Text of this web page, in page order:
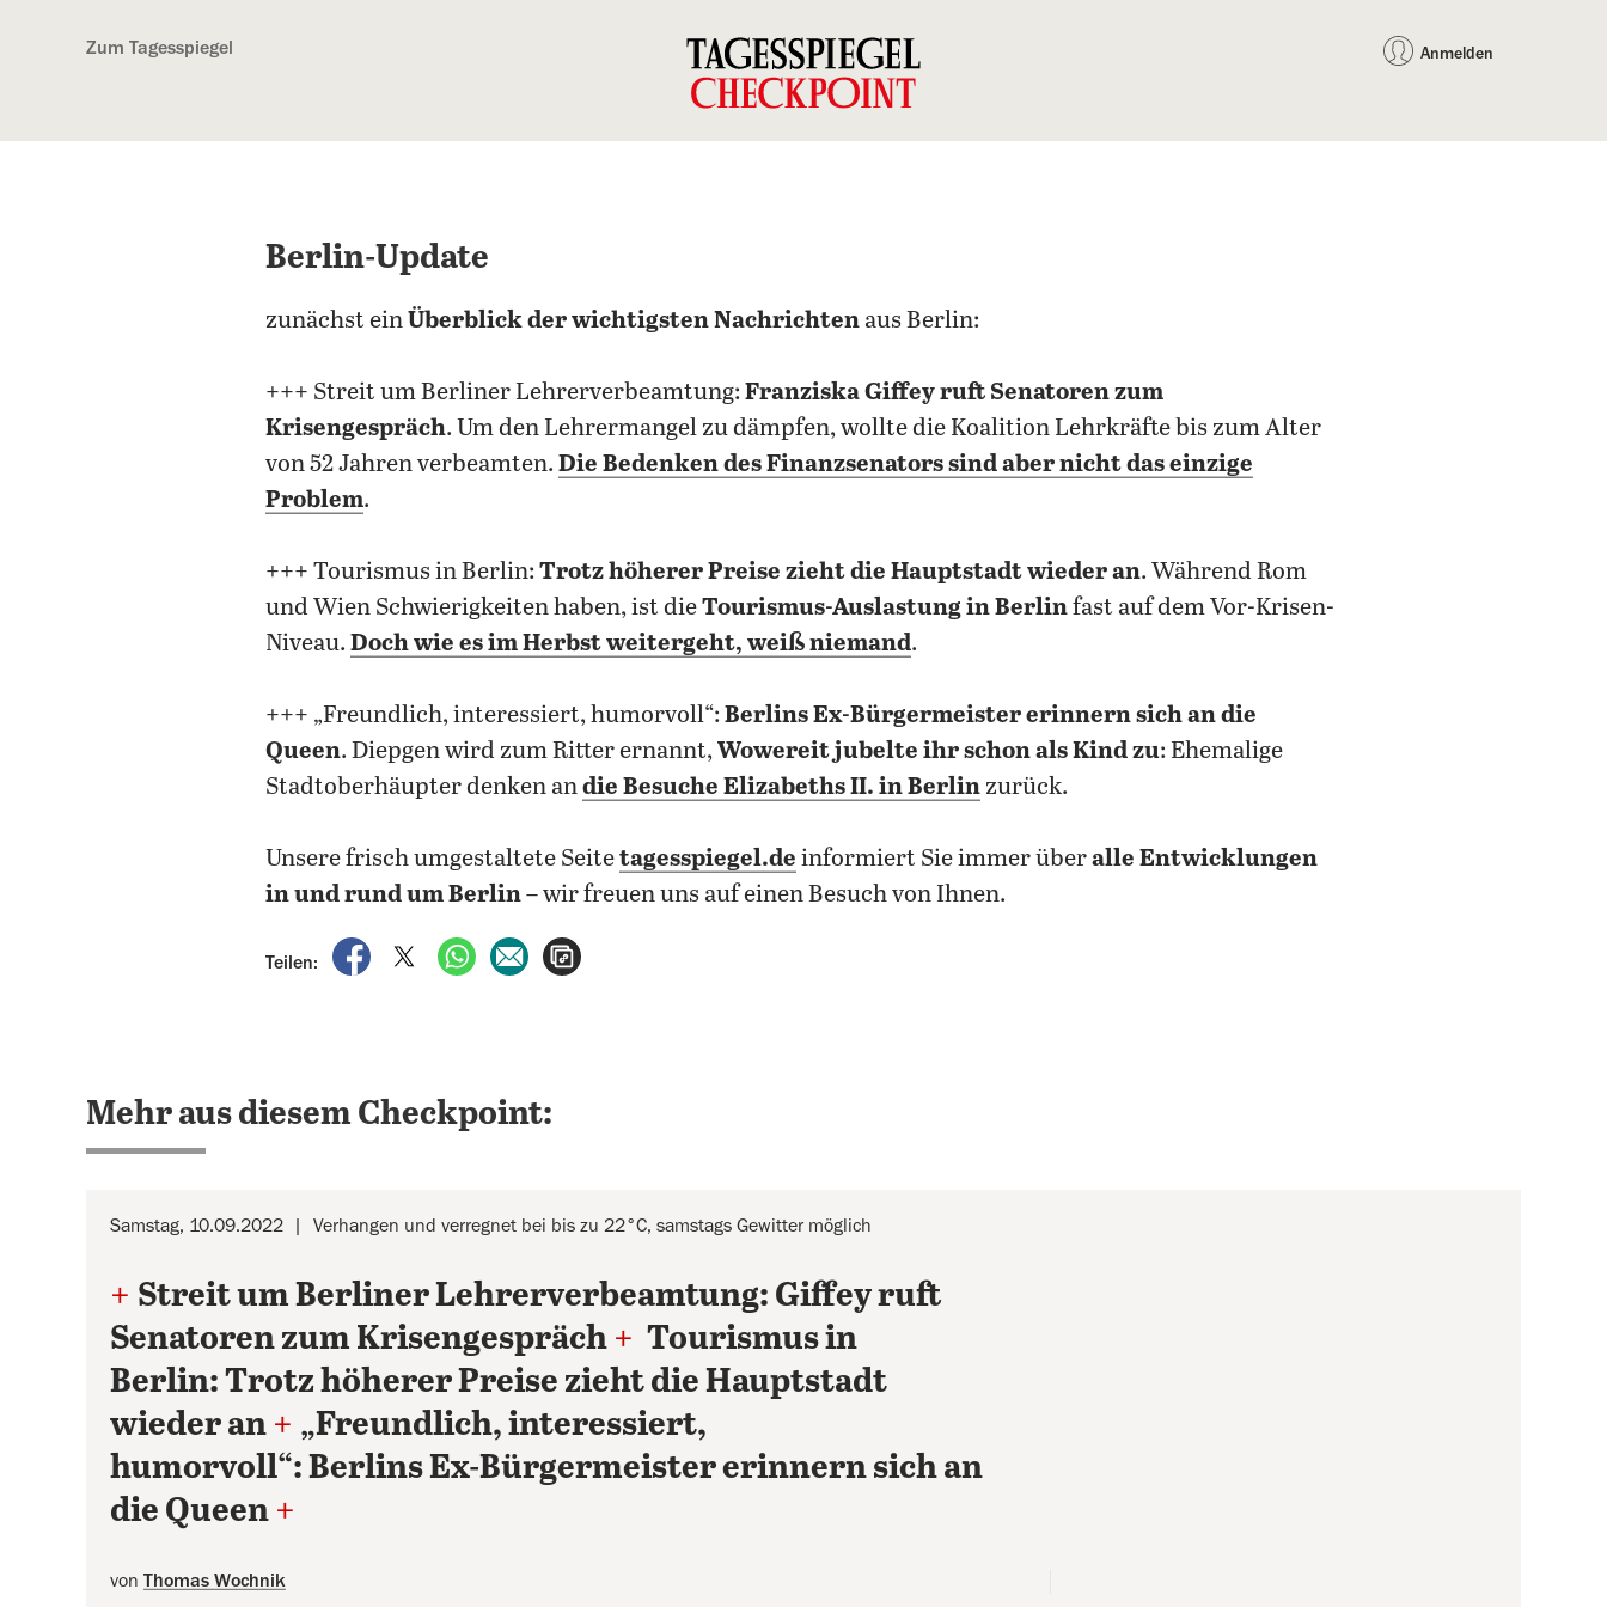
Zum Tagesspiegel Anmelden
Berlin-Update
zunächst einÜberblick der wichtigsten Nachrichten aus Berlin:
+++ Streit um Berliner Lehrerverbeamtung:Franziska Giffey ruft Senatoren zum
Krisengespräch. Um den Lehrermangel zu dämpfen, wollte die Koalition Lehrkräfte bis zum Alter
von 52 Jahren verbeamten. Die Bedenken des Finanzsenators sind aber nicht das einzige
Problem.
+++ Tourismus in Berlin:Trotz höherer Preise zieht die Hauptstadt wieder an. Während Rom
und Wien Schwierigkeiten haben, ist dieTourismus-Auslastung in Berlinfast auf dem Vor-Krisen-
Niveau. Doch wie es im Herbst weitergeht, weiß niemand.
+++ „Freundlich, interessiert, humorvoll“:Berlins Ex-Bürgermeister erinnern sich an die
Queen. Diepgen wird zum Ritter ernannt,Wowereit jubelte ihr schon als Kind zu: Ehemalige
Stadtoberhäupter denken andie Besuche Elizabeths II. in Berlin zurück.
Unsere frisch umgestaltete Seitetagesspiegel.de informiert Sie immer überalle Entwicklungen
in und rund um Berlin– wir freuen uns auf einen Besuch von Ihnen.
Teilen:
auf Facebook teilen
auf X teilenper WhatsApp teilen
per E-Mail teilen
Mehr aus diesem Checkpoint:
Samstag, 10.09.2022 Verhangen und verregnet bei bis zu 22°C, samstags Gewitter möglich
+ Streit um Berliner Lehrerverbeamtung: Giffey ruft
Senatoren zum Krisengespräch + Tourismus in
Berlin: Trotz höherer Preise zieht die Hauptstadt
wieder an + „Freundlich, interessiert,
humorvoll“: Berlins Ex-Bürgermeister erinnern sich an
die Queen +
von Thomas Wochnik